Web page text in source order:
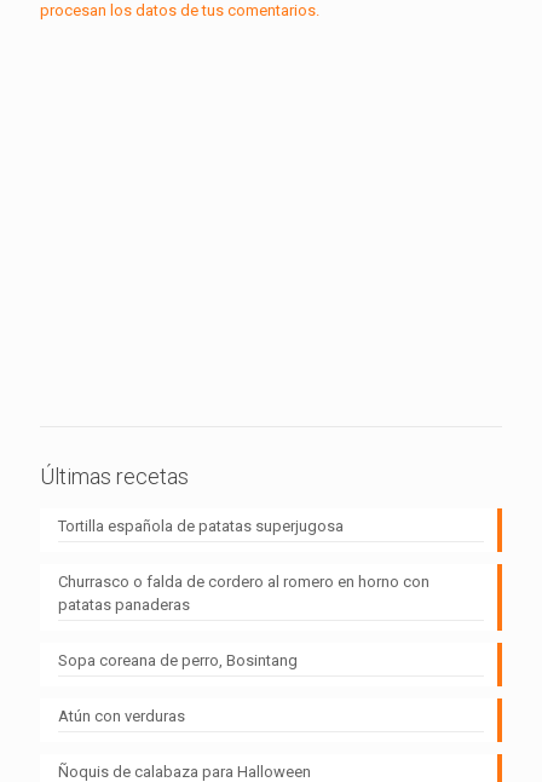
procesan los datos de tus comentarios.
Últimas recetas
Tortilla española de patatas superjugosa
Churrasco o falda de cordero al romero en horno con
patatas panaderas
Sopa coreana de perro, Bosintang
Atún con verduras
Ñoquis de calabaza para Halloween